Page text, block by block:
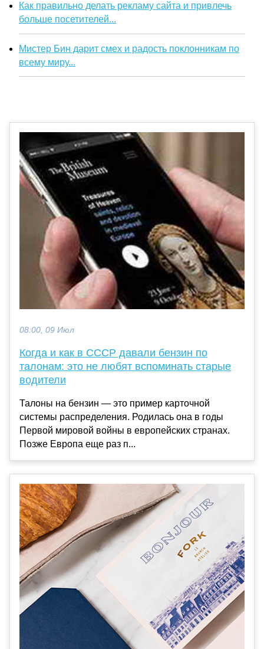
Как правильно делать рекламу сайта и привлечь
больше посетителей...
Мистер Бин дарит смех и радость поклонникам по
всему миру...
08:00, 09 Июл
Когда и как в СССР давали бензин по
талонам: это не любят вспоминать старые
водители
Талоны на бензин — это пример карточной
системы распределения. Родилась она в годы
Первой мировой войны в европейских странах.
Позже Европа еще раз п...